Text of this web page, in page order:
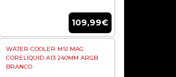
109,99€
WATER COOLER MSI MAG
CORELIQUID A13 240MM ARGB
BRANCO